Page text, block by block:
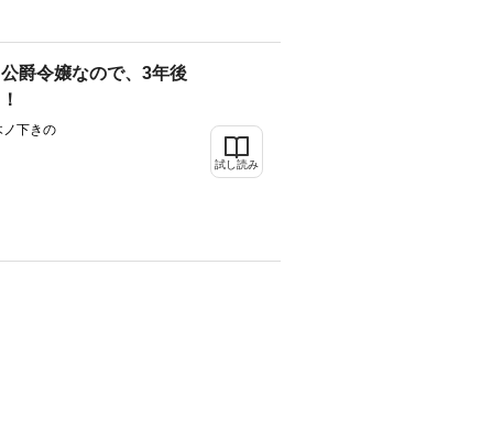
爵令嬢なので、3年後
ノ下きの
試し読み